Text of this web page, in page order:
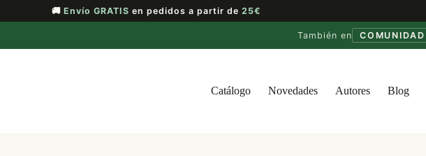
🚚Envío GRATIS en pedidos a partir de 25€
También en COMUNIDAD
Catálogo
Novedades Autores Blog